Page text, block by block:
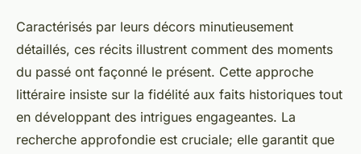
Caractérisés par leurs décors minutieusement
détaillés, ces récits illustrent comment des moments
du passé ont façonné le présent. Cette approche
littéraire insiste sur la fidélité aux faits historiques tout
en développant des intrigues engageantes. La
recherche approfondie est cruciale; elle garantit que